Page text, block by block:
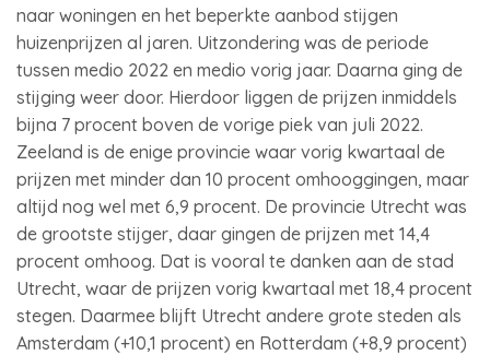
naar woningen en het beperkte aanbod stijgen
huizenprijzen al jaren. Uitzondering was de periode
tussen medio 2022 en medio vorig jaar. Daarna ging de
stijging weer door. Hierdoor liggen de prijzen inmiddels
bijna 7 procent boven de vorige piek van juli 2022.
Zeeland is de enige provincie waar vorig kwartaal de
prijzen met minder dan 10 procent omhooggingen, maar
altijd nog wel met 6,9 procent. De provincie Utrecht was
de grootste stijger, daar gingen de prijzen met 14,4
procent omhoog. Dat is vooral te danken aan de stad
Utrecht, waar de prijzen vorig kwartaal met 18,4 procent
stegen. Daarmee blijft Utrecht andere grote steden als
Amsterdam (+10,1 procent) en Rotterdam (+8,9 procent)